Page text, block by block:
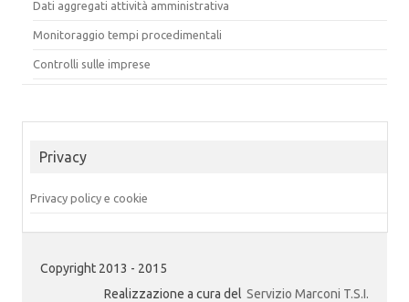
Dati aggregati attività amministrativa
Monitoraggio tempi procedimentali
Controlli sulle imprese
Privacy
Privacy policy e cookie
Copyright 2013 - 2015
Realizzazione a cura del Servizio Marconi T.S.I.